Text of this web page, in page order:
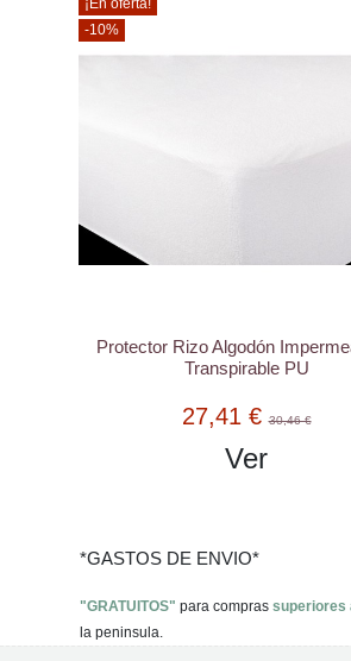
¡En oferta!
-10%
Protector Rizo Algodón
Transpirable PU
27,41 €30,46 €
Ver
*GASTOS DE ENVIO*
"GRATUITOS" para compras superiores
la peninsula.